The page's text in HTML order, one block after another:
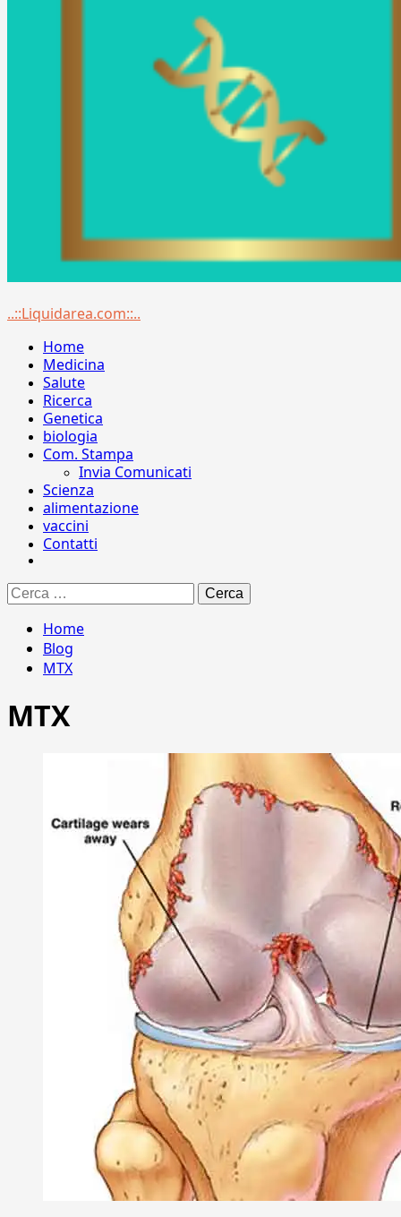
Menu
..::Liquidarea.com::..
Home
Medicina
Salute
Ricerca
Genetica
biologia
Com. Stampa
Invia Comunicati
Scienza
alimentazione
vaccini
Contatti
Ricerca
per:
Home
Blog
MTX
MTX